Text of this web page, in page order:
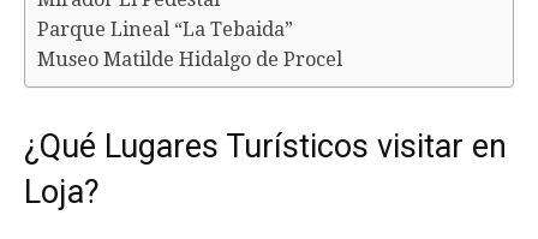
Parque Lineal “La Tebaida”
Museo Matilde Hidalgo de Procel
¿Qué Lugares Turísticos visitar en
Loja?